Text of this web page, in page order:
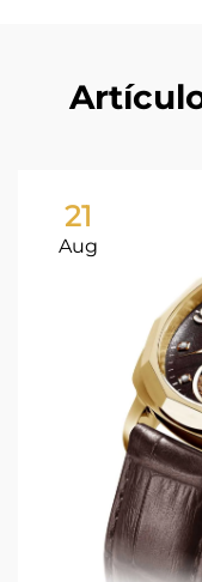
21
Aug